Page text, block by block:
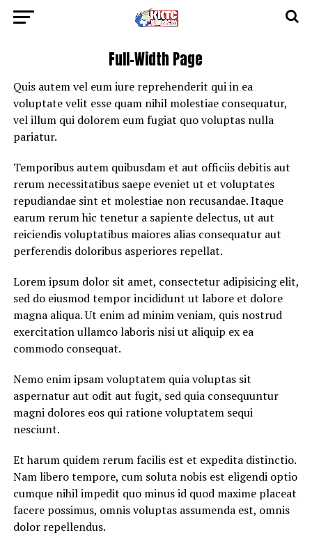
Full-Width Page
Quis autem vel eum iure reprehenderit qui in ea
voluptate velit esse quam nihil molestiae consequatur,
vel illum qui dolorem eum fugiat quo voluptas nulla
pariatur.
Temporibus autem quibusdam et aut officiis debitis aut
rerum necessitatibus saepe eveniet ut et voluptates
repudiandae sint et molestiae non recusandae. Itaque
earum rerum hic tenetur a sapiente delectus, ut aut
reiciendis voluptatibus maiores alias consequatur aut
perferendis doloribus asperiores repellat.
Lorem ipsum dolor sit amet, consectetur adipisicing elit,
sed do eiusmod tempor incididunt ut labore et dolore
magna aliqua. Ut enim ad minim veniam, quis nostrud
exercitation ullamco laboris nisi ut aliquip ex ea
commodo consequat.
Nemo enim ipsam voluptatem quia voluptas sit
aspernatur aut odit aut fugit, sed quia consequuntur
magni dolores eos qui ratione voluptatem sequi
nesciunt.
Et harum quidem rerum facilis est et expedita distinctio.
Nam libero tempore, cum soluta nobis est eligendi optio
cumque nihil impedit quo minus id quod maxime placeat
facere possimus, omnis voluptas assumenda est, omnis
dolor repellendus.